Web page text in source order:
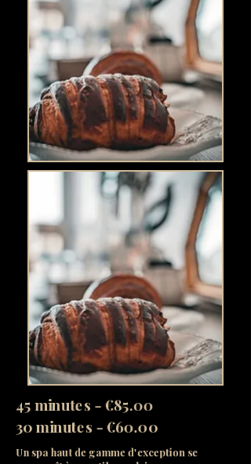
45 minutes - €85.00
30 minutes - €60.00
Un spa haut de gamme d'exception se